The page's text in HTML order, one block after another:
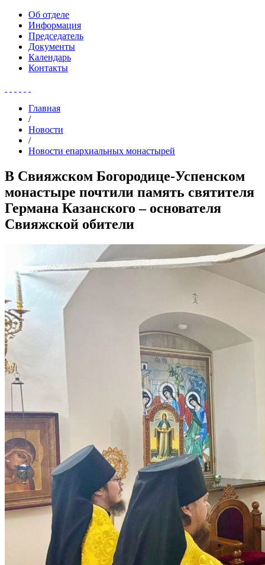
Об отделе
Информация
Председатель
Документы
Календарь
Контакты
Главная
/
Новости
/
Новости епархиальных монастырей
В Свияжском Богородице-Успенском
монастыре почтили память святителя
Германа Казанского – основателя
Свияжской обители